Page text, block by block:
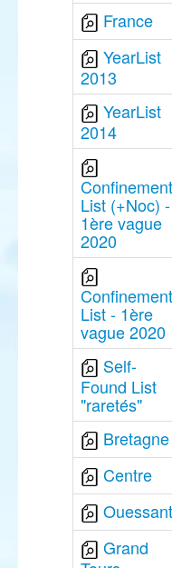
France
YearList
2013
YearList
2014
Confinement
List (+Noc) -
1ère vague
2020
Confinement
List - 1ère
vague 2020
Self-
Found List
"raretés"
Bretagne
Centre
Ouessant
Grand